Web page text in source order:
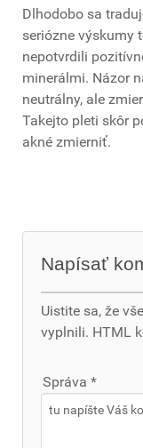
Dlhodobo sa
seriózne výskumy
nepotvrdili
minerálmi. Názor
neutrálny, ale
Takejto pleti skôr
akné zmierniť.
Napísať
Uistite sa, že
vyplnili. HTML
Správa *